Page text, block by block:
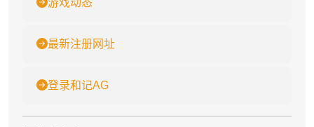
最新注册网址
登录和记AG